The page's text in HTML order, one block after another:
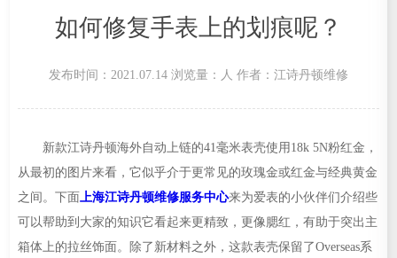
如何修复手表上的划痕呢？
发布时间：2021.07.14 浏览量： 人 作者：江诗丹顿维修
新款江诗丹顿海外自动上链的41毫米表壳使用18k 5N粉红金，
从最初的图片来看，它似乎介于更常见的玫瑰金或红金与经典黄金
之间。下面上海江诗丹顿维修服务中心来为爱表的小伙伴们介绍些
可以帮助到大家的知识它看起来更精致，更像腮红，有助于突出主
箱体上的拉丝饰面。除了新材料之外，这款表壳保留了Overseas系